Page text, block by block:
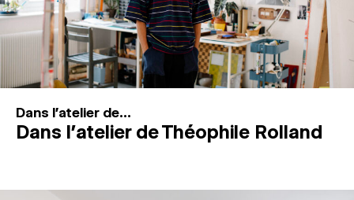
Recherche
Connexion
Dans l'atelier de...
Dans l’atelier de Théophile Rolland